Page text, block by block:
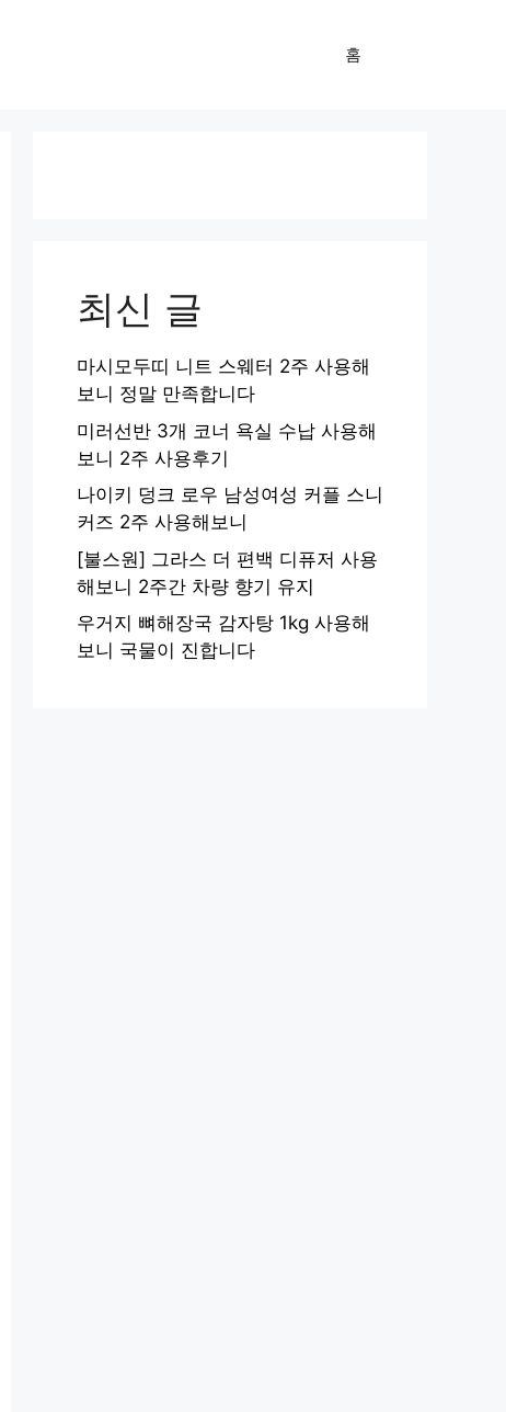
홈
최신 글
마시모두띠 니트 스웨터 2주 사용해
보니 정말 만족합니다
미러선반 3개 코너 욕실 수납 사용해
보니 2주 사용후기
나이키 덩크 로우 남성여성 커플 스니
커즈 2주 사용해보니
[불스원] 그라스 더 편백 디퓨저 사용
해보니 2주간 차량 향기 유지
우거지 뼈해장국 감자탕 1kg 사용해
보니 국물이 진합니다